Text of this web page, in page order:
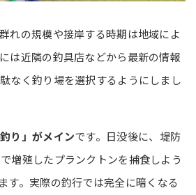
れの規模や接岸する時期は地域によ
は近隣の釣具店などから最新の情報
なく釣り場を選択するようにしまし
釣り」がメインです。日没後に、堤防
増殖したプランクトンを捕食しよう
す。実際の釣行では完全に暗くなる